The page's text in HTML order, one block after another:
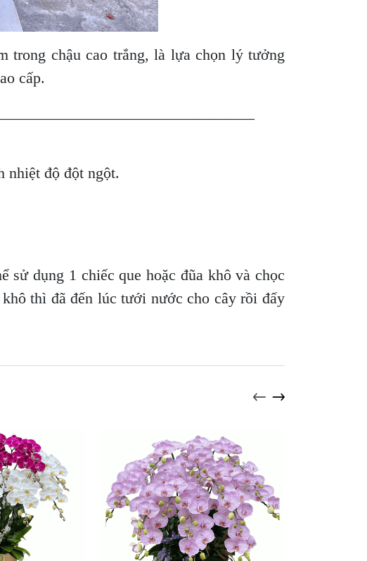
trong chậu cao trắng, là lựa chọn lý tưởng
cấp.
nhiệt độ đột ngột.
dụng 1 chiếc que hoặc đũa khô và chọc
thì đã đến lúc tưới nước cho cây rồi đấy